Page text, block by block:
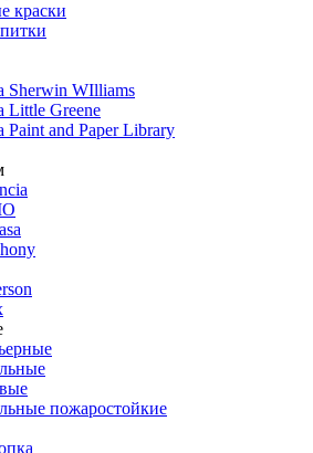
краски
Sherwin WIlliams
Little Greene
Paint and Paper Library
пожаростойкие